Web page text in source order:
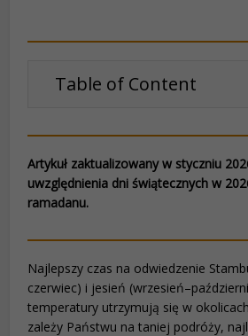
Table of Content
Artykuł zaktualizowany w styczniu
uwzględnienia dni świątecznych w
ramadanu.
Najlepszy czas na odwiedzenie
czerwiec) i jesień
temperatury utrzymują się w okolicach
zależy Państwu na taniej podróży,